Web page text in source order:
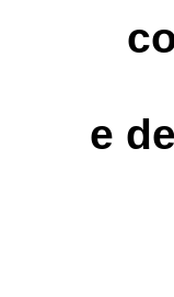
e